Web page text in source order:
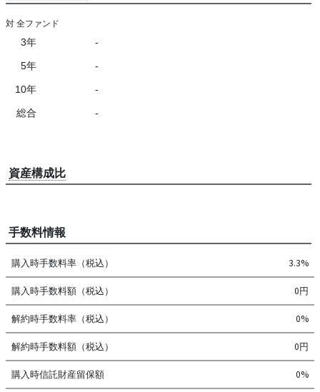
対 全ファンド
3年 -
5年 -
10年 -
総合 -
資産構成比
手数料情報
購入時手数料率（税込） 3.3%
購入時手数料額（税込） 0円
解約時手数料率（税込） 0%
解約時手数料額（税込） 0円
購入時信託財産留保額 0%